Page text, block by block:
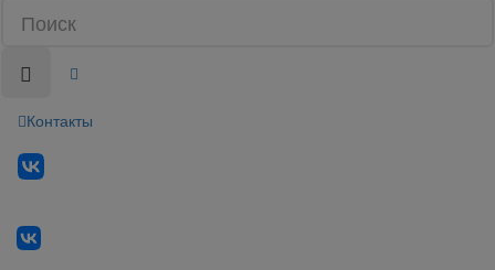
Контакты